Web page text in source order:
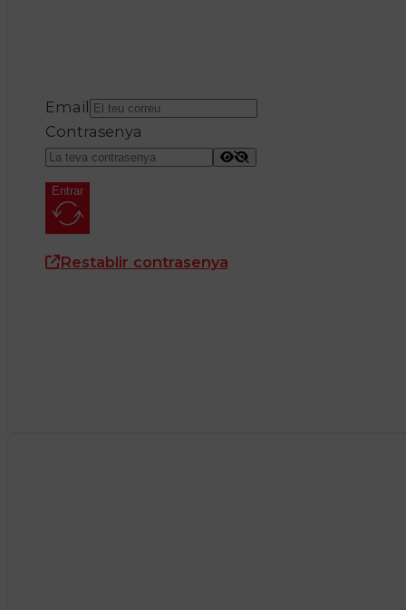
Email
Contrasenya
Entrar
Restablir contrasenya